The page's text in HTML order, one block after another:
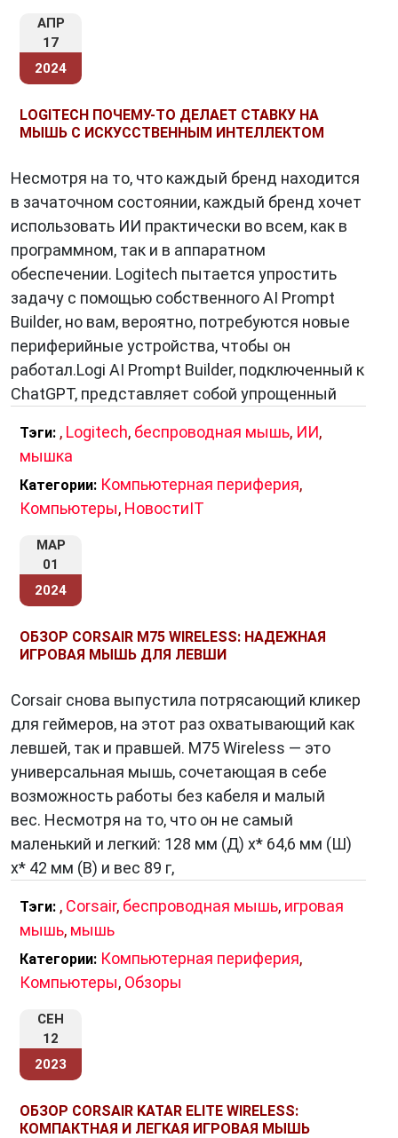
нескольких направлениях, обратите
внимание на наличие этих возможностей.
Батарея или аккумулятор:
используют обычные батарейки, в то время
как другие оснащены аккумуляторами,
которые можно перезаряжать.
Бренд и отзывы:
Исследуйте разные
бренды и читайте отзывы пользователей,
чтобы узнать о надежности и качестве
конкретных моделей.
В заключение
Беспроводная компьютерная мышь
современное устройство, которое
обеспечивает свободу движений и удобство
при работе с компьютером. Благодаря
разнообразию технологий подключения,
инновационным функциям и эргономичному
дизайну, она стала незаменимым
выборе
тип подключения, эргономику,
дополнительные функции и другие параметры,
удовлетворение от использования данного
АПР
17
2024
LOGITECH ПОЧЕМУ-ТО ДЕЛАЕТ СТАВКУ НА
МЫШЬ С ИСКУССТВЕННЫМ ИНТЕЛЛЕКТОМ
Несмотря на то, что каждый бренд находится
в зачаточном состоянии, каждый бренд хочет
использовать ИИ практически во всем, как в
программном, так и в аппаратном
обеспечении. Logitech пытается упростить
задачу с помощью собственного AI Prompt
Builder, но вам, вероятно, потребуются новые
периферийные устройства, чтобы он
работал.Logi AI Prompt Builder, подключенный к
ChatGPT, представляет собой упрощенный
Тэги: , Logitech, беспроводная мышь, ИИ,
мышка
Категории: Компьютерная периферия,
Компьютеры, НовостиIT
МАР
01
2024
ОБЗОР CORSAIR M75 WIRELESS: НАДЕЖНАЯ
ИГРОВАЯ МЫШЬ ДЛЯ ЛЕВШИ
Corsair снова выпустила потрясающий кликер
для геймеров, на этот раз охватывающий как
левшей, так и правшей. M75 Wireless — это
универсальная мышь, сочетающая в себе
возможность работы без кабеля и малый
вес. Несмотря на то, что он не самый
маленький и легкий: 128 мм (Д) x* 64,6 мм (Ш)
x* 42 мм (В) и вес 89 г,
Тэги: , Corsair, беспроводная мышь, игровая
мышь, мышь
Категории: Компьютерная периферия,
Компьютеры, Обзоры
СЕН
12
2023
ОБЗОР CORSAIR KATAR ELITE WIRELESS:
КОМПАКТНАЯ И ЛЕГКАЯ ИГРОВАЯ МЫШЬ